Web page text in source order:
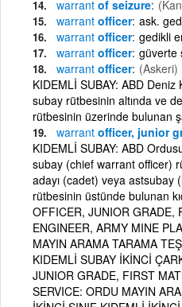
warrant of seizure
warrant officer ask.
warrant officer gedikli
warrant officer güverte
warrant officer (Askeri)
KIDEMLİ SUBAY: ABD Deniz
subay rütbesinin altında ve
rütbesinin üzerinde bulunan
warrant officer, junior
KIDEMLİ SUBAY: ABD
subay (chief warrant officer)
adayı (cadet) veya astsubay
rütbesinin üstünde bulunan
OFFICER, JUNIOR GRADE,
ENGINEER, ARMY MINE
MAYIN ARAMA TARAMA
KIDEMLİ SUBAY İKİNCİ
JUNIOR GRADE, FIRST
SERVICE: ORDU MAYIN